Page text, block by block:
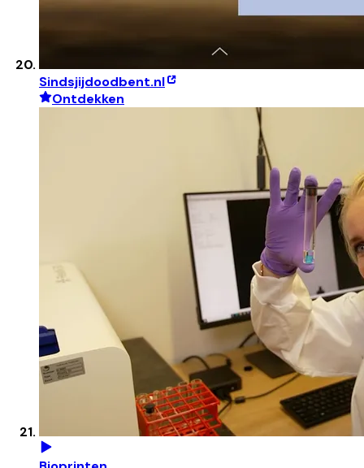
Sindsjijdoodbent.nl
Ontdekken